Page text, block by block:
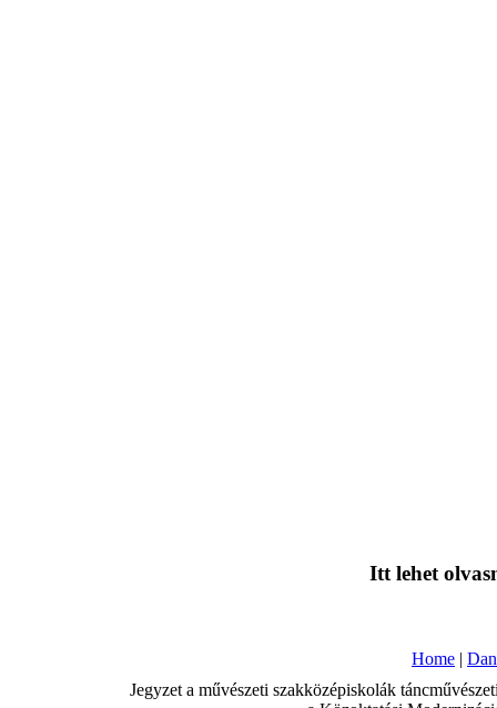
Itt lehet
Home |
Jegyzet a művészeti szakközépiskolák